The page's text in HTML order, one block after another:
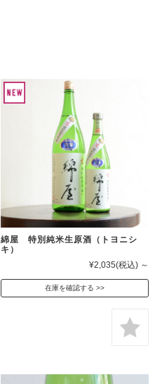
綿屋 特別純米生原酒（トヨニシ
キ）
¥2,035(税込) ～
在庫を確認する